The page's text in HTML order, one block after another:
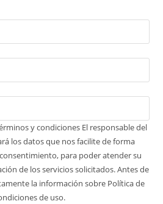
y condiciones El responsable del
los datos que nos facilite de forma
para poder atender su
de los servicios solicitados. Antes de
la información sobre Política de
de uso.